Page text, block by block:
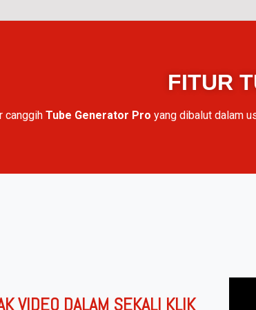
FITUR
canggih Tube Generator Pro yang dibalut dalam
VIDEO DALAM SEKALI KLIK